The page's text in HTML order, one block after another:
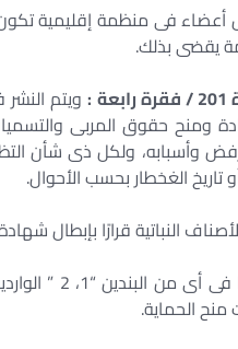
أعضاء فى منظمة إقليمية
يقضى بذلك.
:
ويتم
ومنح حقوق المربى
وأسبابه، ولكل ذى شأن
تاريخ الغخطار بحسب الأحوال.
النباتية قرارًا بإبطال
الحماية.